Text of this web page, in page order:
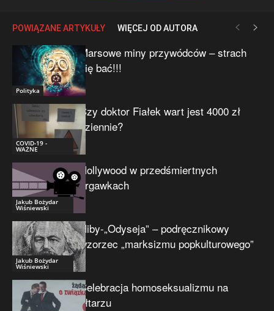
POWIĄZANE ARTYKUŁY WIĘCEJ OD AUTORA
Polityka
Marsowe miny przywódców – strach
się bać!!!
COVID-19 -
WAŻNE
Czy doktor Fiałek wart jest 4000 zł
dziennie?
Jakub Bożydar
Wiśniewski
Hollywood w przedśmiertnych
drgawkach
Jakub Bożydar
Wiśniewski
Niby-„Odyseja” – podręcznikowy
wzorzec „marksizmu popkulturowego”
Celebracja homoseksualizmu na
ołtarzu